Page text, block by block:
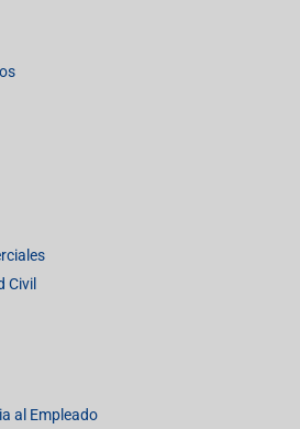
Civil
al Empleado